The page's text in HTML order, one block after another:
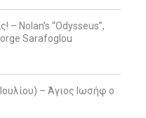
Nolan’s “Odysseus”,
Sarafoglou
– Άγιος Ιωσήφ ο